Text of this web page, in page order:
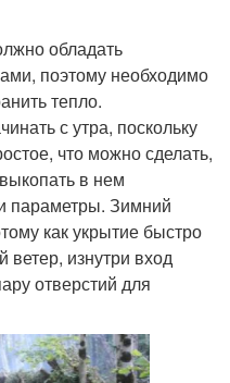
обладать
поэтому необходимо
тепло.
с утра, поскольку
что можно сделать,
в нем
параметры. Зимний
как укрытие быстро
ветер, изнутри вход
отверстий для